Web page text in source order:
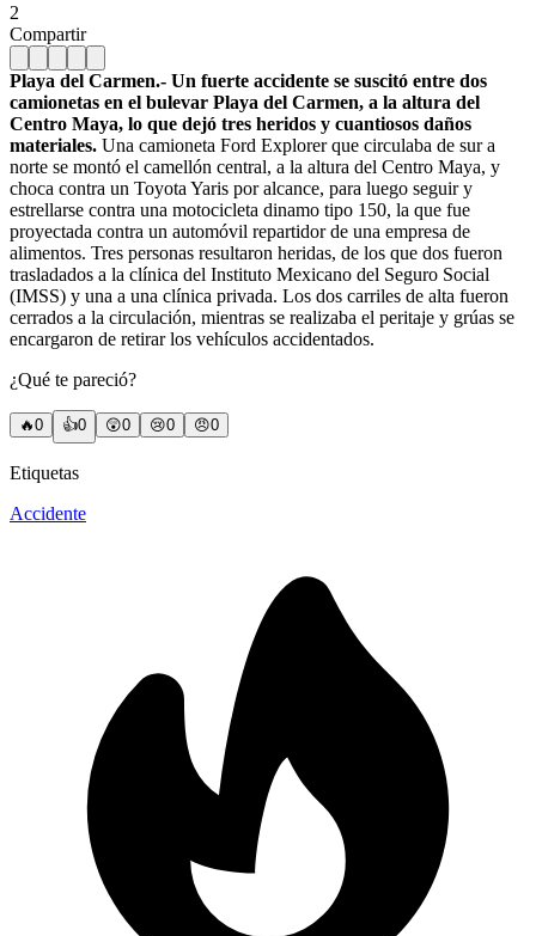
2
Compartir
Playa del Carmen.- Un fuerte accidente se suscitó entre dos
camionetas en el bulevar Playa del Carmen, a la altura del
Centro Maya, lo que dejó tres heridos y cuantiosos daños
materiales. Una camioneta Ford Explorer que circulaba de sur a
norte se montó el camellón central, a la altura del Centro Maya, y
choca contra un Toyota Yaris por alcance, para luego seguir y
estrellarse contra una motocicleta dinamo tipo 150, la que fue
proyectada contra un automóvil repartidor de una empresa de
alimentos. Tres personas resultaron heridas, de los que dos fueron
trasladados a la clínica del Instituto Mexicano del Seguro Social
(IMSS) y una a una clínica privada. Los dos carriles de alta fueron
cerrados a la circulación, mientras se realizaba el peritaje y grúas se
encargaron de retirar los vehículos accidentados.
¿Qué te pareció?
🔥0 👍0 😲0 😢0 😠0
Etiquetas
Accidente